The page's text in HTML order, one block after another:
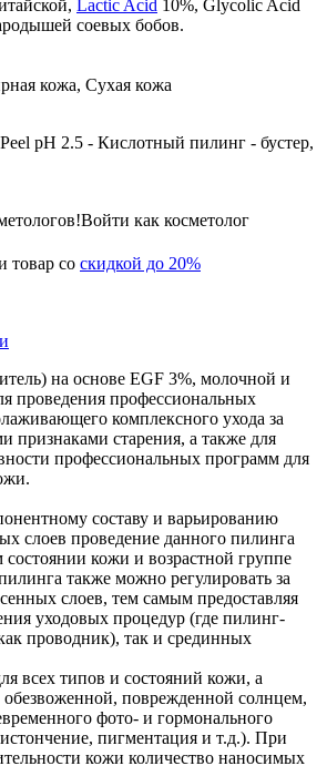
Lactic Acid 10%, Glycolic Acid
соевых бобов.
кожа, Сухая кожа
pH 2.5 - Кислотный пилинг - бустер,
Войти как косметолог
товар со скидкой до 20%
на основе EGF 3%, молочной и
проведения профессиональных
комплексного ухода за
признаками старения, а также для
профессиональных программ для
составу и варьированию
слоев проведение данного пилинга
кожи и возрастной группе
также можно регулировать за
слоев, тем самым предоставляя
уходовых процедур (где пилинг-
проводник), так и срединных
всех типов и состояний кожи, а
обезвоженной, поврежденной солнцем,
фото- и гормонального
пигментация и т.д.). При
кожи количество наносимых